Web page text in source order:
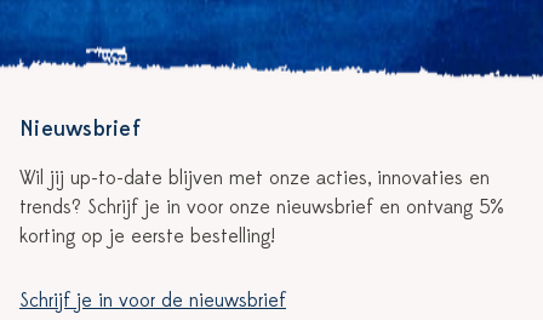
Nieuwsbrief
Wil jij up-to-date blijven met onze acties, innovaties en
trends? Schrijf je in voor onze nieuwsbrief en ontvang 5%
korting op je eerste bestelling!
Schrijf je in voor de nieuwsbrief